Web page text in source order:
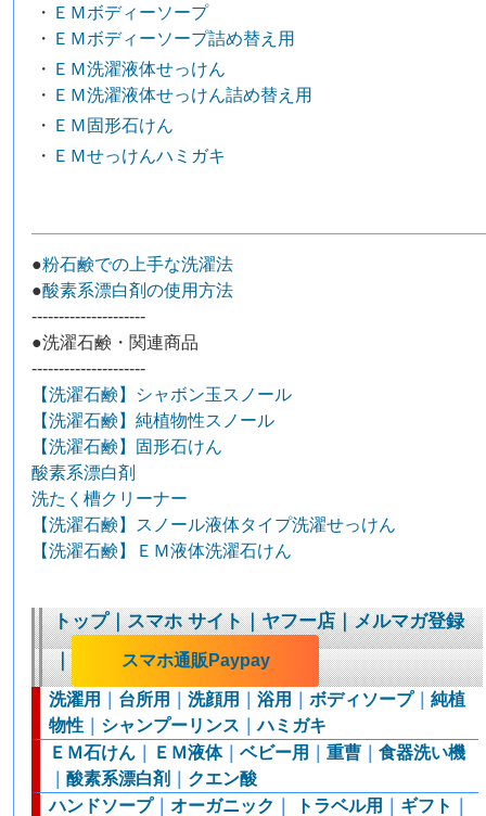
・ ＥＭボディーソープ
・ ＥＭボディーソープ詰め替え用
・ ＥＭ洗濯液体せっけん
・ ＥＭ洗濯液体せっけん詰め替え用
・ ＥＭ固形石けん
・ ＥＭせっけんハミガキ
●粉石鹸での上手な洗濯法
●酸素系漂白剤の使用方法
---------------------
●洗濯石鹸・関連商品
---------------------
【洗濯石鹸】シャボン玉スノール
【洗濯石鹸】純植物性スノール
【洗濯石鹸】固形石けん
酸素系漂白剤
洗たく槽クリーナー
【洗濯石鹸】スノール液体タイプ洗濯せっけん
【洗濯石鹸】ＥＭ液体洗濯石けん
トップ｜スマホ サイト｜ヤフー店｜メルマガ登録
｜
スマホ通販Paypay
洗濯用 台所用 ｜洗顔用 ｜浴用 ｜ボディソープ｜純植
物性
シャンプーリンス ｜ハミガキ
ＥＭ石けん
ＥＭ液体｜ベビー用 ｜重曹 ｜食器洗い機
｜酸素系漂白剤
クエン酸
ハンドソープ｜オーガニック トラベル用 ギフト